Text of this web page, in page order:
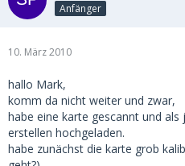
Anfänger
10. März 2010
hallo Mark,
komm da nicht weiter und zwar,
habe eine karte gescannt und
erstellen hochgeladen.
habe zunächst die karte grob